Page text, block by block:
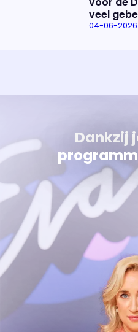
veel
04-06-2026
Dankzij